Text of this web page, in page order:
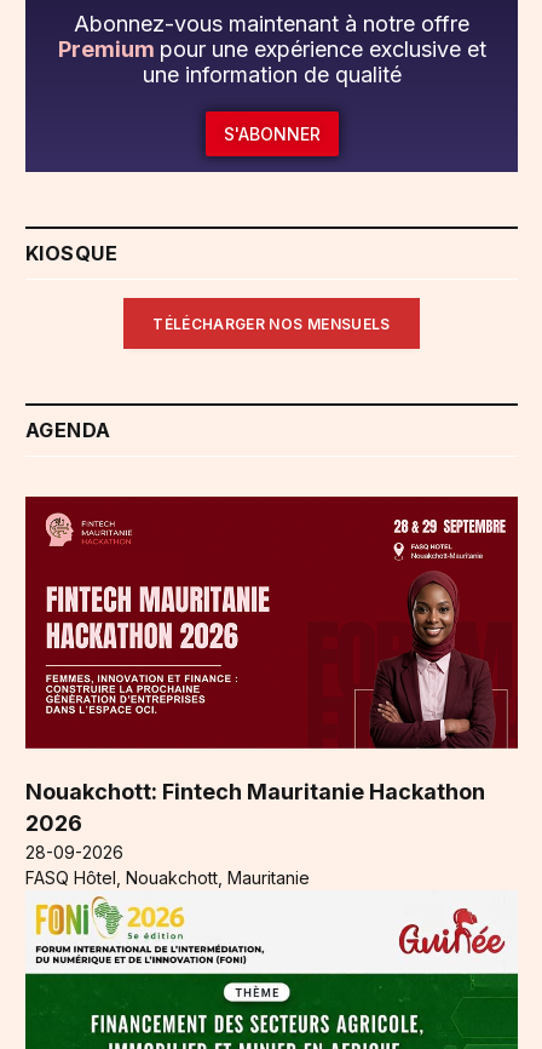
Abonnez-vous maintenant à notre offre
Premium pour une expérience exclusive et
une information de qualité
S'ABONNER
KIOSQUE
TÉLÉCHARGER NOS MENSUELS
AGENDA
Nouakchott: Fintech Mauritanie Hackathon
2026
28-09-2026
FASQ Hôtel, Nouakchott, Mauritanie